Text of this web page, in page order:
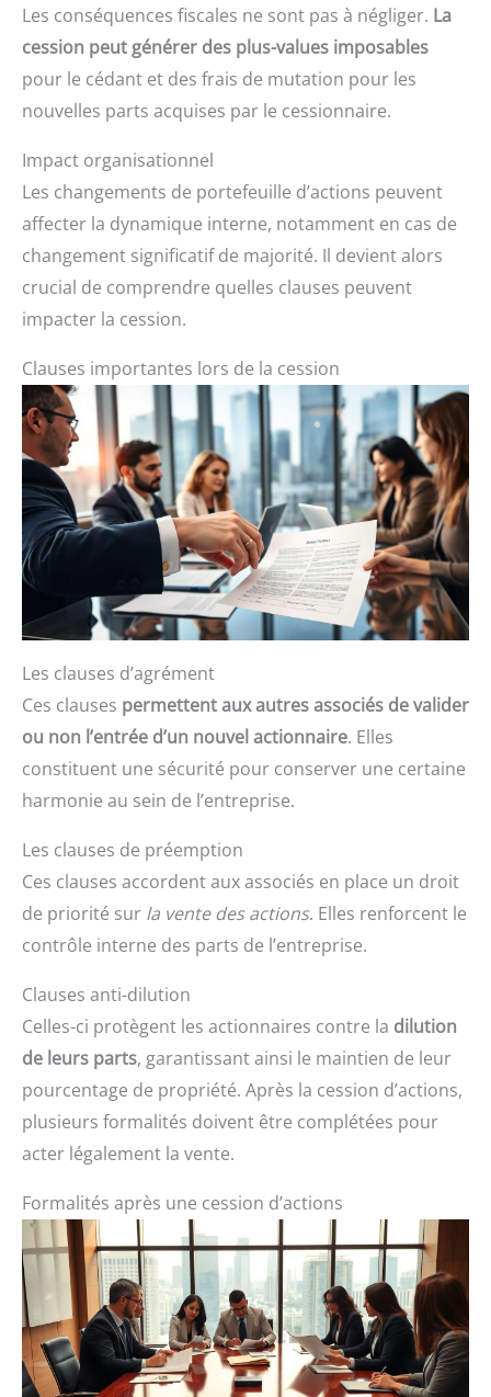
Les conséquences fiscales ne sont pas à négliger. La
cession peut générer des plus-values imposables
pour le cédant et des frais de mutation pour les
nouvelles parts acquises par le cessionnaire.
Impact organisationnel
Les changements de portefeuille d’actions peuvent
affecter la dynamique interne, notamment en cas de
changement significatif de majorité. Il devient alors
crucial de comprendre quelles clauses peuvent
impacter la cession.
Clauses importantes lors de la cession
Les clauses d’agrément
Ces clauses permettent aux autres associés de valider
ou non l’entrée d’un nouvel actionnaire. Elles
constituent une sécurité pour conserver une certaine
harmonie au sein de l’entreprise.
Les clauses de préemption
Ces clauses accordent aux associés en place un droit
de priorité sur la vente des actions. Elles renforcent le
contrôle interne des parts de l’entreprise.
Clauses anti-dilution
Celles-ci protègent les actionnaires contre la dilution
de leurs parts, garantissant ainsi le maintien de leur
pourcentage de propriété. Après la cession d’actions,
plusieurs formalités doivent être complétées pour
acter légalement la vente.
Formalités après une cession d’actions